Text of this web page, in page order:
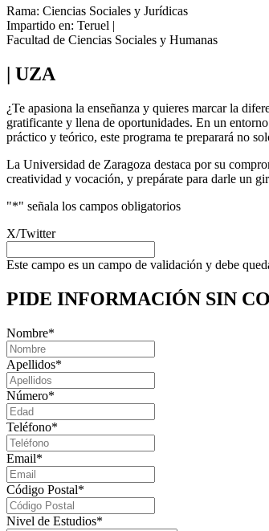
Rama: Ciencias Sociales y Jurídicas
Impartido en: Teruel |
Facultad de Ciencias Sociales y Humanas
| UZA
¿Te apasiona la enseñanza y quieres marcar la
gratificante y llena de oportunidades. En un
práctico y teórico, este programa te preparará no
La Universidad de Zaragoza destaca por su
creatividad y vocación, y prepárate para darle un
"*" señala los campos obligatorios
X/Twitter
Este campo es un campo de validación y debe
PIDE INFORMACIÓN SIN
Nombre*
Apellidos*
Número*
Teléfono*
Email*
Código Postal*
Nivel de Estudios*